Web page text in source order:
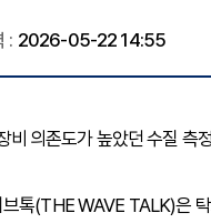
: 2026-05-22 14:55
의존도가 높았던 수질 측
브톡(THE WAVE TALK)은